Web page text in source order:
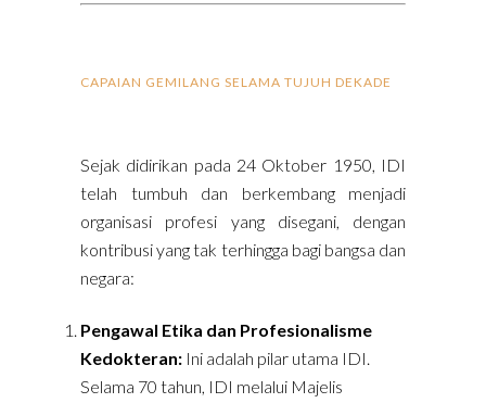
CAPAIAN GEMILANG SELAMA TUJUH DEKADE
Sejak didirikan pada 24 Oktober 1950, IDI
telah tumbuh dan berkembang menjadi
organisasi profesi yang disegani, dengan
kontribusi yang tak terhingga bagi bangsa dan
negara:
Pengawal Etika dan Profesionalisme
Kedokteran: Ini adalah pilar utama IDI.
Selama 70 tahun, IDI melalui Majelis